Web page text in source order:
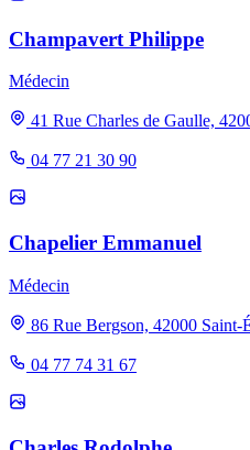
Champavert Philippe
Médecin
41 Rue Charles de Gaulle,
04 77 21 30 90
Chapelier Emmanuel
Médecin
86 Rue Bergson, 42000 Saint-
04 77 74 31 67